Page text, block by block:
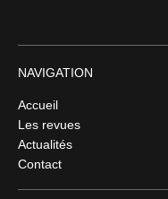
NAVIGATION
Accueil
Les revues
Actualités
Contact